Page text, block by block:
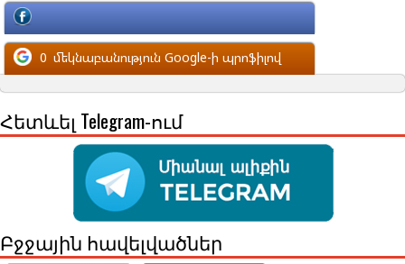
մեկնաբանություն Facebook-ի պրոֆիլով
0 մեկնաբանություն Google-ի պրոֆիլով
Հետևել Telegram-ում
Բջջային հավելվածներ